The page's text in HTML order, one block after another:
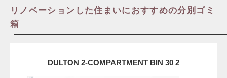
リノベーションした住まいにおすすめの分別ゴミ
箱
DULTON 2-COMPARTMENT BIN 30 2